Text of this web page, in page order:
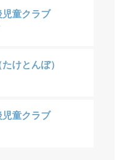
童クラブ
けとんぼ）
児童クラブ